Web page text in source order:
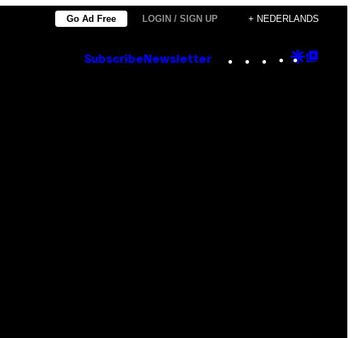
Go Ad Free LOGIN / SIGN UP + NEDERLANDS
Subscribe Newsletter Instagram
TikTok
YouTube
Google